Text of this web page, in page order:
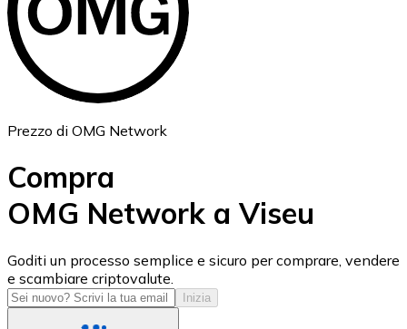
ETH
USD Coin
USDC
Prezzo di OMG Network
Compra
OMG Network a Viseu
Goditi un processo semplice e sicuro per comprare, vendere
e scambiare criptovalute.
Inizia